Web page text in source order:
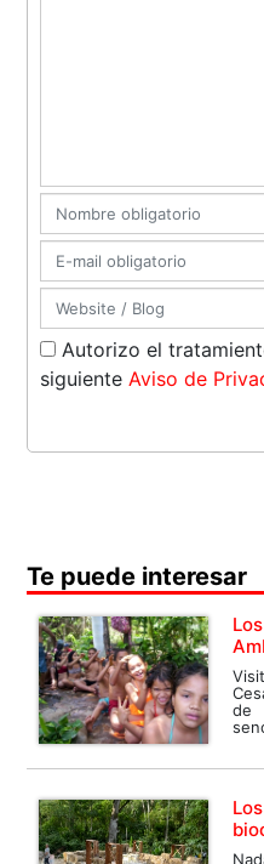
Autorizo el
siguienteAviso de
Te puede interesar
de